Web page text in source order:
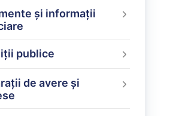
și informații
publice
de avere și